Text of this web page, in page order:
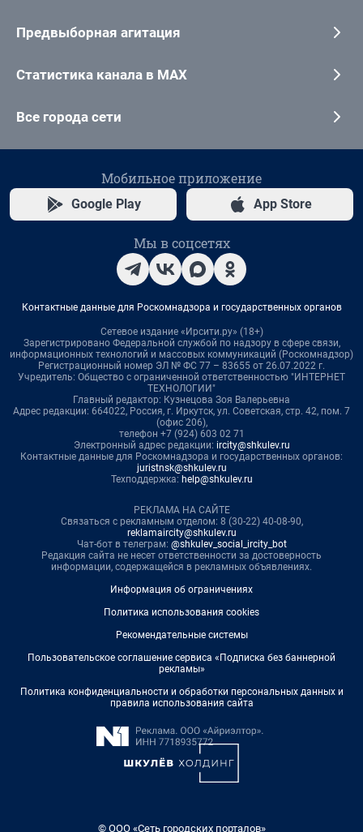
Предвыборная агитация
Статистика канала в MAX
Все города сети
Мобильное приложение
Google Play App Store
Мы в соцсетях
Контактные данные для Роскомнадзора и государственных органов
Сетевое издание «Ирсити.ру» (18+)
Зарегистрировано Федеральной службой по надзору в сфере связи,
информационных технологий и массовых коммуникаций (Роскомнадзор)
Регистрационный номер ЭЛ № ФС 77 – 83655 от 26.07.2022 г.
Учредитель: Общество с ограниченной ответственностью "ИНТЕРНЕТ
ТЕХНОЛОГИИ"
Главный редактор: Кузнецова Зоя Валерьевна
Адрес редакции: 664022, Россия, г. Иркутск, ул. Советская, стр. 42, пом. 7
(офис 206),
телефон +7 (924) 603 02 71
Электронный адрес редакции: ircity@shkulev.ru
Контактные данные для Роскомнадзора и государственных органов:
juristnsk@shkulev.ru
Техподдержка: help@shkulev.ru
РЕКЛАМА НА САЙТЕ
Связаться с рекламным отделом: 8 (30-22) 40-08-90,
reklamaircity@shkulev.ru
Чат-бот в телеграм: @shkulev_social_ircity_bot
Редакция сайта не несет ответственности за достоверность
информации, содержащейся в рекламных объявлениях.
Информация об ограничениях
Политика использования cookies
Рекомендательные системы
Пользовательское соглашение сервиса «Подписка без баннерной
рекламы»
Политика конфиденциальности и обработки персональных данных и
правила использования сайта
© ООО «Сеть городских порталов»